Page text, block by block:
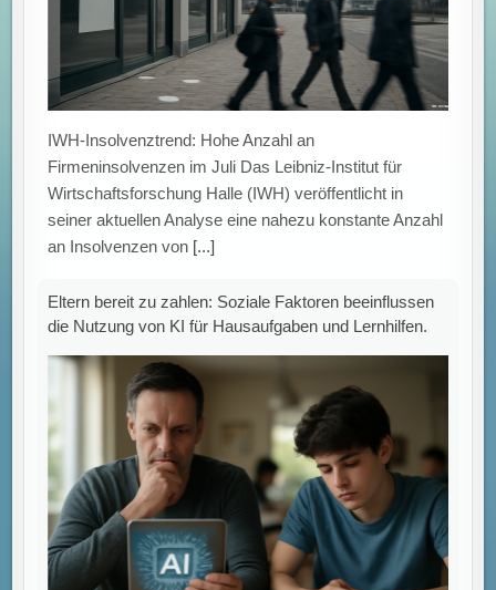
IWH-Insolvenztrend: Hohe Anzahl an
Firmeninsolvenzen im Juli Das Leibniz-Institut für
Wirtschaftsforschung Halle (IWH) veröffentlicht in
seiner aktuellen Analyse eine nahezu konstante Anzahl
an Insolvenzen von [...]
Eltern bereit zu zahlen: Soziale Faktoren beeinflussen
die Nutzung von KI für Hausaufgaben und Lernhilfen.